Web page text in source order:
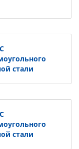
стали
стали